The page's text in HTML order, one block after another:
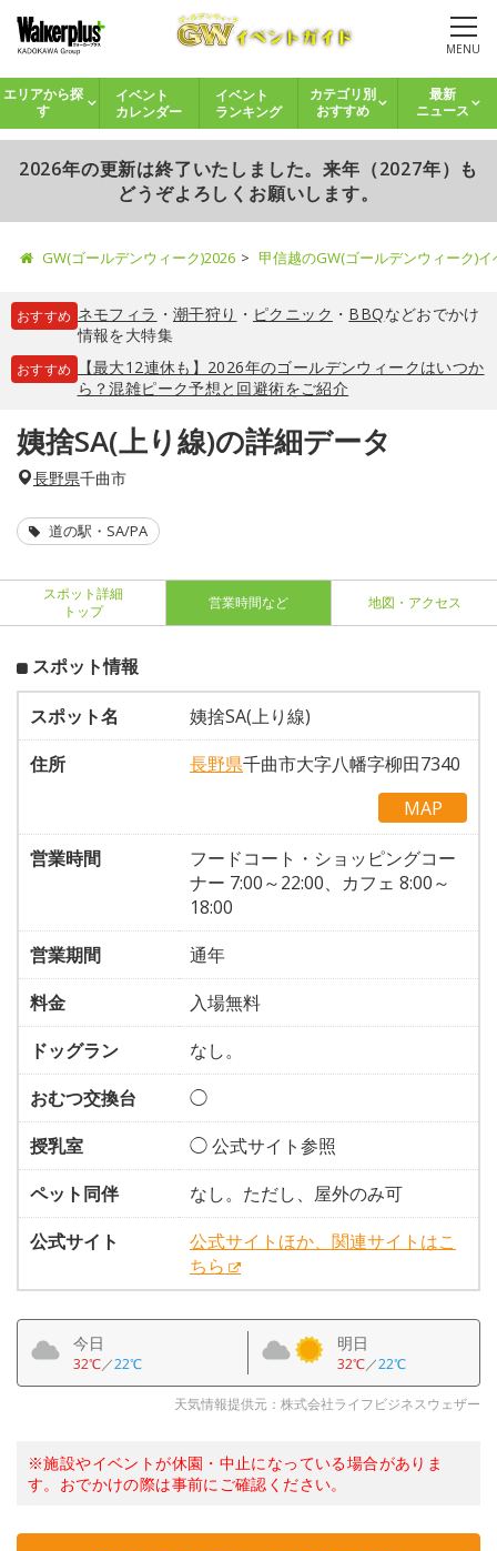
MENU
エリアから探
す
イベント
カレンダー
イベント
ランキング
カテゴリ別
おすすめ
最新
ニュース
2026年の更新は終了いたしました。来年（2027年）も
どうぞよろしくお願いします。
GW(ゴールデンウィーク)2026 甲信越のGW(ゴールデンウィーク)
おすすめ ネモフィラ ・ 潮干狩り ・ ピクニック ・ BBQなどおでかけ
情報を大特集
おすすめ
【最大12連休も】2026年のゴールデンウィークはいつか
ら？混雑ピーク予想と回避術をご紹介
姨捨SA(上り線)の詳細データ
長野県千曲市
道の駅・SA/PA
スポット詳細
トップ
営業時間など 地図・アクセス
スポット情報
スポット名
姨捨SA(上り線)
住所
長野県千曲市大字八幡字柳田7340
MAP
営業時間
フードコート・ショッピングコー
ナー 7:00～22:00、カフェ 8:00～
18:00
営業期間
通年
料金
入場無料
ドッグラン
なし。
おむつ交換台
◯
授乳室
◯ 公式サイト参照
ペット同伴
なし。ただし、屋外のみ可
公式サイト
公式サイトほか、関連サイトはこ
ちら
今日
32℃／22℃
明日
32℃／22℃
天気情報提供元：株式会社ライフビジネスウェザー
※施設やイベントが休園・中止になっている場合がありま
す。おでかけの際は事前にご確認ください。